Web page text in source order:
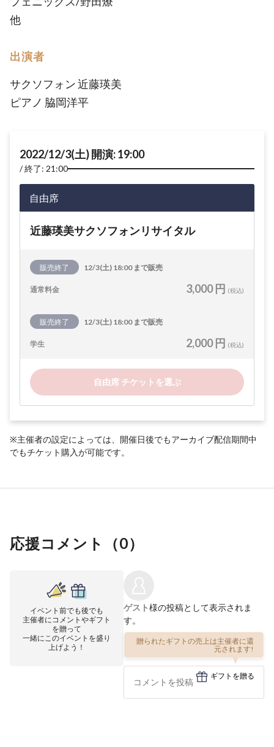
他
出演者
サクソフォン 近藤瑛美
ピアノ 脇岡洋平
2022/12/3(土) 開演: 19:00
終了: 21:00
自由席
近藤瑛美サクソフォンリサイタル
販売終了 12/3(土) 18:00 まで販売
通常料金 3,000 円 (税込)
販売終了 12/3(土) 18:00 まで販売
学生 2,000 円 (税込)
自由席 チケットを選ぶ
※主催者の設定によっては、開催日後でもアーカイブ配信期間中
でもチケット購入が可能です。
応援コメント（0）
イベント前でも後でも
主催者にコメントやギフト
を贈って
一緒にこのイベントを盛り
上げよう！
ゲスト様の投稿として表示されま
す。
贈られたギフトの売上は主催者に還
元されます!
ギフトを贈る